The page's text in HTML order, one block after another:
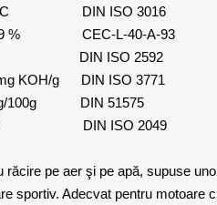
DIN ISO 3016
12,9 % CEC-L-40-A-93
DIN ISO 2592
g DIN ISO 3771
DIN 51575
DIN ISO 2049
pe aer şi pe apă, supuse
sportiv. Adecvat pentru motoare